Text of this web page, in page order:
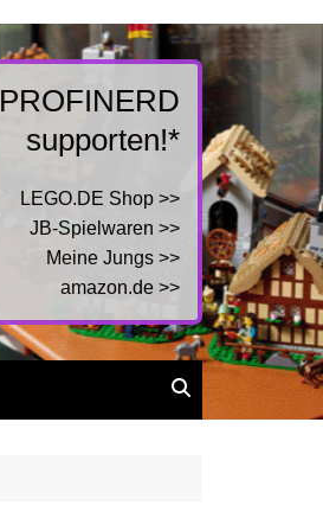
PROFINERD
supporten!*
LEGO.DE Shop >>
JB-Spielwaren >>
Meine Jungs >>
amazon.de >>